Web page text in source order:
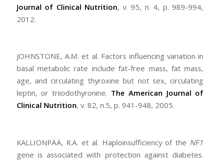
Journal of Clinical Nutrition, v. 95, n. 4, p. 989-994,
2012.
JOHNSTONE, A.M. et al. Factors influencing variation in
basal metabolic rate include fat-free mass, fat mass,
age, and circulating thyroxine but not sex, circulating
leptin, or triiodothyronine. The American Journal of
Clinical Nutrition, v. 82, n.5, p. 941-948, 2005.
KALLIONPÄÄ, R.A. et al. Haploinsufficiency of the NF1
gene is associated with protection against diabetes.